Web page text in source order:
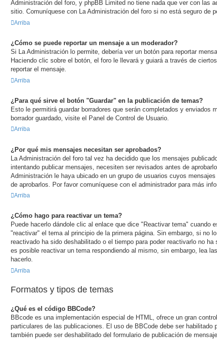
Administración del foro, y phpBB Limited no tiene nada que ver con las
sitio. Comuníquese con La Administración del foro si no está seguro de
Arriba
¿Cómo se puede reportar un mensaje a un moderador?
Si La Administración lo permite, debería ver un botón para reportar
Haciendo clic sobre el botón, el foro le llevará y guiará a través de
reportar el mensaje.
Arriba
¿Para qué sirve el botón "Guardar" en la publicación de temas?
Esto le permitirá guardar borradores que serán completados y enviados
borrador guardado, visite el Panel de Control de Usuario.
Arriba
¿Por qué mis mensajes necesitan ser aprobados?
La Administración del foro tal vez ha decidido que los mensajes
intentando publicar mensajes, necesiten ser revisados antes de
Administración le haya ubicado en un grupo de usuarios cuyos
de aprobarlos. Por favor comuníquese con el administrador para más
Arriba
¿Cómo hago para reactivar un tema?
Puede hacerlo dándole clic al enlace que dice "Reactivar tema" cuando
"reactivar" el tema al principio de la primera página. Sin embargo, si no
reactivado ha sido deshabilitado o el tiempo para poder reactivarlo no ha
es posible reactivar un tema respondiendo al mismo, sin embargo, lea
hacerlo.
Arriba
Formatos y tipos de temas
¿Qué es el código BBCode?
BBcode es una implementación especial de HTML, ofrece un gran
particulares de las publicaciones. El uso de BBCode debe ser habilitado
también puede ser deshabilitado del formulario de publicación de